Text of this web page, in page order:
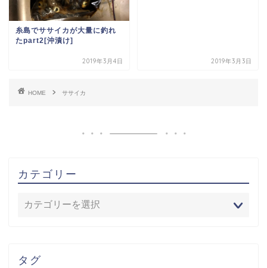
糸島でササイカが大量に釣れ
たpart2[沖漬け]
2019年3月4日 2019年3月3日
HOME ササイカ
カテゴリー
タグ